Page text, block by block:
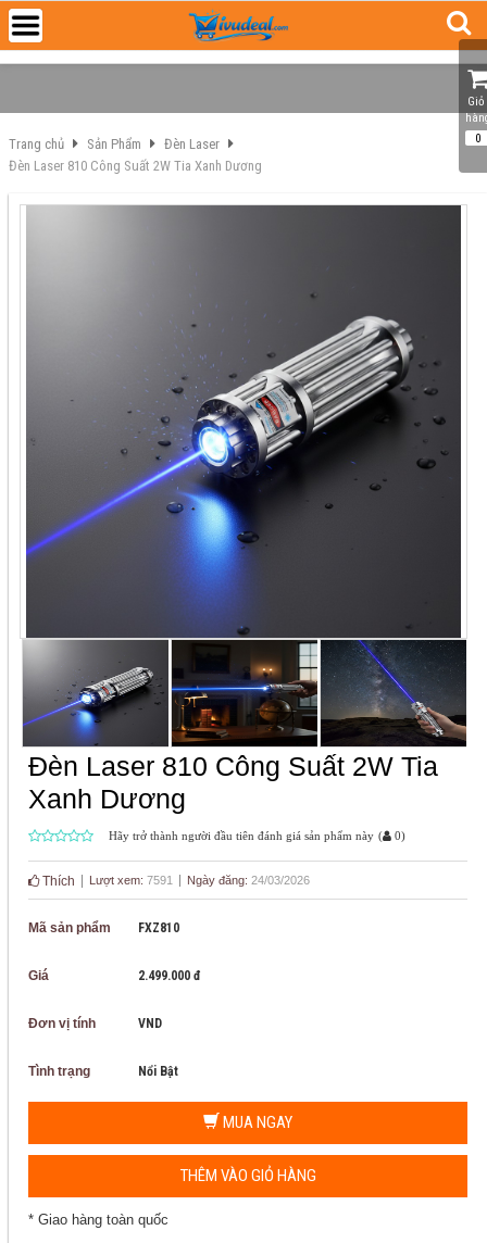
Trang chủ Sản Phẩm
Đèn Laser
Đèn Laser 810 Công Suất 2W Tia Xanh Dương
Đèn Laser 810 Công Suất 2W Tia
Xanh Dương
Hãy trở thành người đầu tiên đánh giá sản phẩm này ( 0)
Thích Lượt xem: 7591 Ngày đăng: 24/03/2026
Mã sản phẩm FXZ810
Giá 2.499.000 đ
Đơn vị tính VND
Tình trạng Nổi Bật
MUA NGAY
THÊM VÀO GIỎ HÀNG
* Giao hàng toàn quốc
Giỏ
0